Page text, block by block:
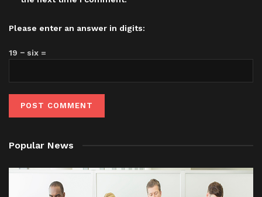
Please enter an answer in digits:
19 − six =
Popular News